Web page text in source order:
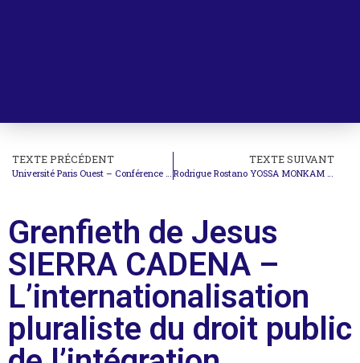
TEXTE PRÉCÉDENT TEXTE SUIVANT
Grenfieth de Jesus
SIERRA CADENA –
L’internationalisation
pluraliste du droit public